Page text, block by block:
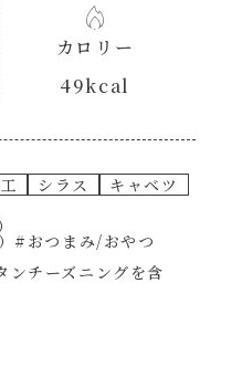
カロリー
49kcal
シラス
キャベツ
#おつまみ/おやつ
ンチーズニングを含